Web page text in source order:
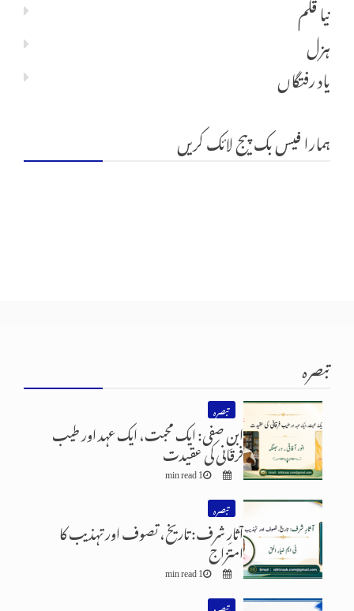
نیا قلم
ہزل
یاد رفتگاں
ہمارا فیس بک پیج لائک کریں
تبصرہ
تبصرہ
ابنِ صفی: ایک محبت، ایک عہد اور طیب
فرقانی کی عقیدت
1 min read
تبصرہ
آثارِ شرف: تاریخ، تصوف اور تہذیب کا
امتزاج
1 min read